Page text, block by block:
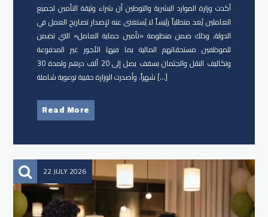
أكدت وزارة الموارد البشرية والتوطين أن شراء وثيقة التأمين لجميع
العاملين يُعد متطلباً رئيساً لا يُستغنى عنه لإصدار تصاريح العمل في
الدولة، وذلك ضمن منظومة «تأمين حماية العامل» التي تضمن
للموظفين مستحقاتهم المالية بما فيها الأجور غير المدفوعة
وتكاليف النقل والجثمان بسقف يصل إلى 20 ألف درهم ولمدة 30
شهراً. وأصدرت الوزارة حقيبة توعوية شاملة […]
Read More
22 JULY 2026